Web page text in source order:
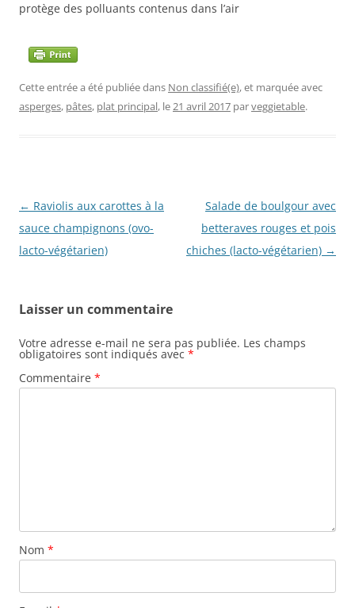
protège des polluants contenus dans l’air
Cette entrée a été publiée dans Non classifié(e), et marquée avec
asperges, pâtes, plat principal, le21 avril 2017 parveggietable.
Navigation
des
articles
← Raviolis aux carottes à la
sauce champignons (ovo-
lacto-végétarien)
Salade de boulgour avec
betteraves rouges et pois
chiches (lacto-végétarien) →
Laisser un commentaire
Votre adresse e-mail ne sera pas publiée. Les champs
obligatoires sont indiqués avec *
Commentaire *
Nom *